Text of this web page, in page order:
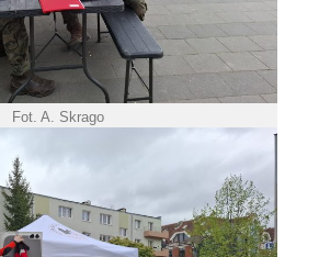
Fot. A. Skrago